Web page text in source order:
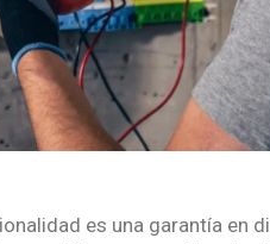
es una garantía en